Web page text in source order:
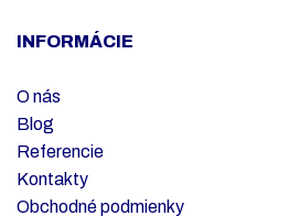
INFORMÁCIE
O nás
Blog
Referencie
Kontakty
Obchodné podmienky